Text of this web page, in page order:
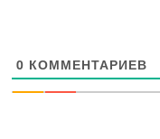
0 КОММЕНТАРИЕВ